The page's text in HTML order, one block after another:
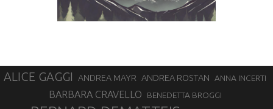
ALICE GAGGI ANDREA MAYR ANDREA ROSTAN ANNA INCERTI
BARBARA CRAVELLO BENEDETTA BROGGI